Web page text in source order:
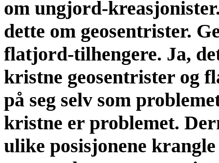
om ungjord-
dette om geosentrister.
flatjord-tilhengere. Ja,
kristne geosentrister og
på seg selv som
kristne er problemet.
ulike posisjonene